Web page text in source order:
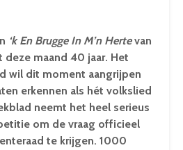
‘k En Brugge In M’n Hertevan
maand 40 jaar. Het
wil dit moment aangrijpen
erkennen als hét volkslied
neemt het heel serieus
om de vraag officieel
te krijgen. 1000